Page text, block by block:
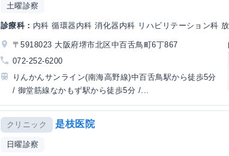
土曜診察
診療科： 内科 循環器内科 消化器内科 リハビリテーション科
〒5918023 大阪府堺市北区中百舌鳥町6丁867
072-252-6200
りんかんサンライン(南海高野線)中百舌鳥駅から徒歩5分
/ 御堂筋線なかもず駅から徒歩5分 /...
クリニック 是枝医院
日曜診察